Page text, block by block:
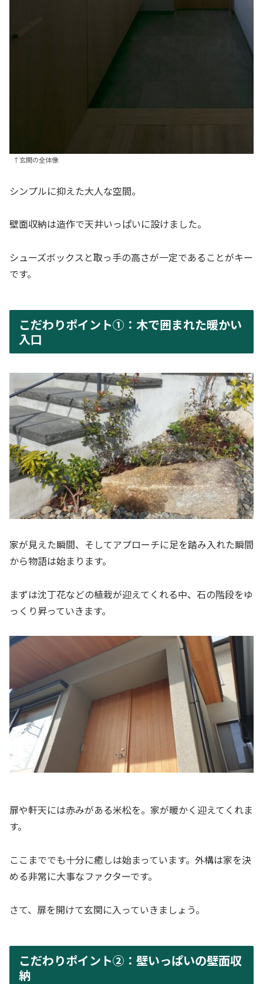
↑玄関の全体像
シンプルに抑えた大人な空間。
壁面収納は造作で天井いっぱいに設けました。
シューズボックスと取っ手の高さが一定であることがキー
です。
こだわりポイント①：木で囲まれた暖かい
入口
家が見えた瞬間、そしてアプローチに足を踏み入れた瞬間
から物語は始まります。
まずは沈丁花などの植栽が迎えてくれる中、石の階段をゆ
っくり昇っていきます。
扉や軒天には赤みがある米松を。家が暖かく迎えてくれま
す。
ここまででも十分に癒しは始まっています。外構は家を決
める非常に大事なファクターです。
さて、扉を開けて玄関に入っていきましょう。
こだわりポイント②：壁いっぱいの壁面収
納